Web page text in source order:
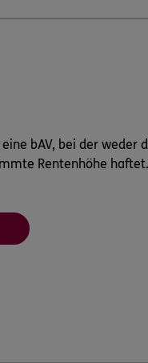
bAV, bei der weder
Rentenhöhe haftet.